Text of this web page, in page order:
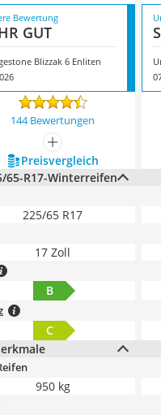
Bewertung
GUT
Blizzak 6 Enliten
144 Bewertungen
mehr anzeigen
Preis­vergleich
65-R17-Winterreifen
225/65 R17
17 Zoll
B
C
950 kg